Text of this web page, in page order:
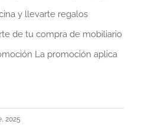
y llevarte regalos
de tu compra de mobiliario
La promoción aplica
2025